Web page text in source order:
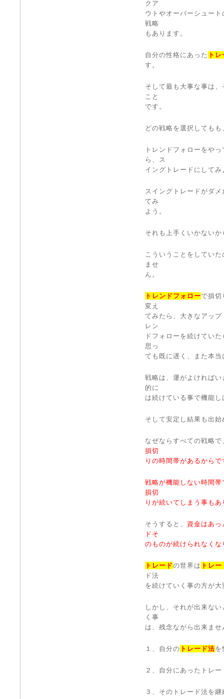
クア
ウトやオーバーシュー
戦略
もあります。
自分の性格にあった ト
す。
そして最も大事な事は
こと
です。
どの戦略を選択しても
トレンドフォローをや
ら、ス
イングトレードにしてみ
スイングトレードがダ
てみ
よう。
それも上手くいかない
こういうことをしてい
ませ
ん。
トレンドフォローで損切
変え
てみたら、大きなアッ
レン
ドフォローを続けてい
思っ
ても既に遅く、また本
戦略は、運がよければ
的に
は続けている事で機能
そして安定し結果も出始
なぜならすべての戦略で
損切
りの時間帯があるからで
戦略が機能しない時間
損切
りが続いてしまう事もあ
そうすると、 資金はあ
ドそ
のものが続けられなくな
トレードの世界は トレ
ド法
を続けていく事の方が大
しかし、それが出来な
く事
は、残念ながら出来ませ
１、自分の トレード法を
２、自分にあったトレ
３、そのトレード法を継